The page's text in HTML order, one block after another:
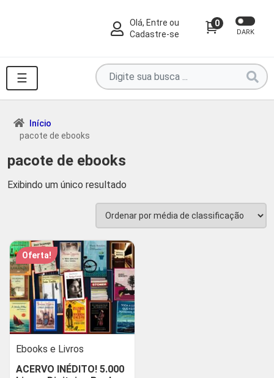
Olá, Entre ou
Cadastre-se
0
DARK
☰
Pesquise
por
produtos
Início
pacote de ebooks
pacote de ebooks
Exibindo um único resultado
Oferta!
Ebooks e Livros
ACERVO INÉDITO! 5.000